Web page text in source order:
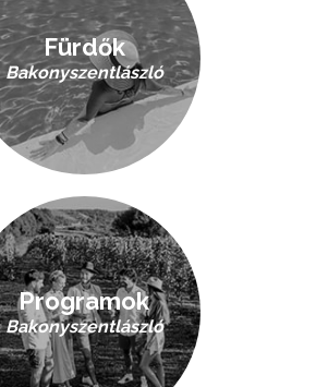
Fürdők
Bakonyszentlászló
Programok
Bakonyszentlászló